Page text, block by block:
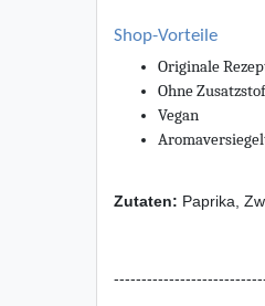
Shop-Vorteile
Originale
Ohne
Vegan
Zutaten: Paprika,